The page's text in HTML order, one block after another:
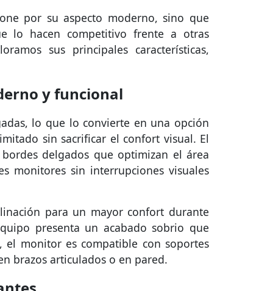
por su aspecto moderno, sino que
lo hacen competitivo frente a otras
sus principales características,
y funcional
lo que lo convierte en una opción
sin sacrificar el confort visual. El
delgados que optimizan el área
monitores sin interrupciones visuales
para un mayor confort durante
presenta un acabado sobrio que
el monitor es compatible con soportes
brazos articulados o en pared.